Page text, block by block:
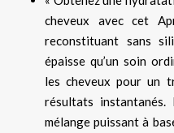
cheveux avec cet
reconstituant sans
épaisse qu’un soin
les cheveux pour un
résultats instantanés.
mélange puissant à